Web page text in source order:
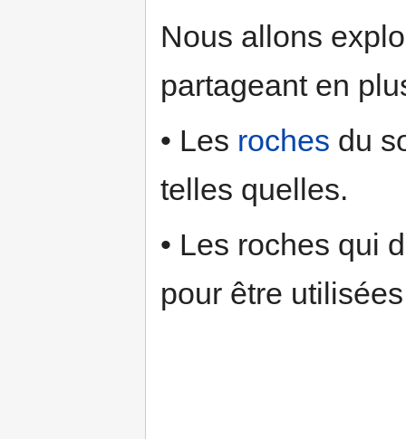
Nous allons
partageant en
• Les roches du
telles quelles.
• Les roches qui
pour être